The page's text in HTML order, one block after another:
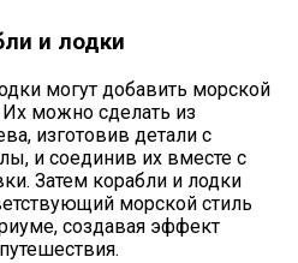
и лодки
могут добавить морской
можно сделать из
изготовив детали с
и соединив их вместе с
Затем корабли и лодки
морской стиль
создавая эффект